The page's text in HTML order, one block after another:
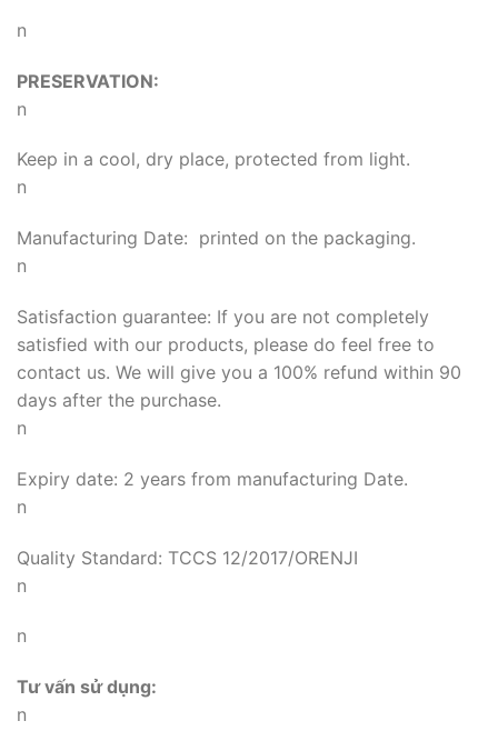
n
PRESERVATION:
n
Keep in a cool, dry place, protected from light.
n
Manufacturing Date: printed on the packaging.
n
Satisfaction guarantee: If you are not completely
satisfied with our products, please do feel free to
contact us. We will give you a 100% refund within 90
days after the purchase.
n
Expiry date: 2 years from manufacturing Date.
n
Quality Standard: TCCS 12/2017/ORENJI
n
n
Tư vấn sử dụng:
n